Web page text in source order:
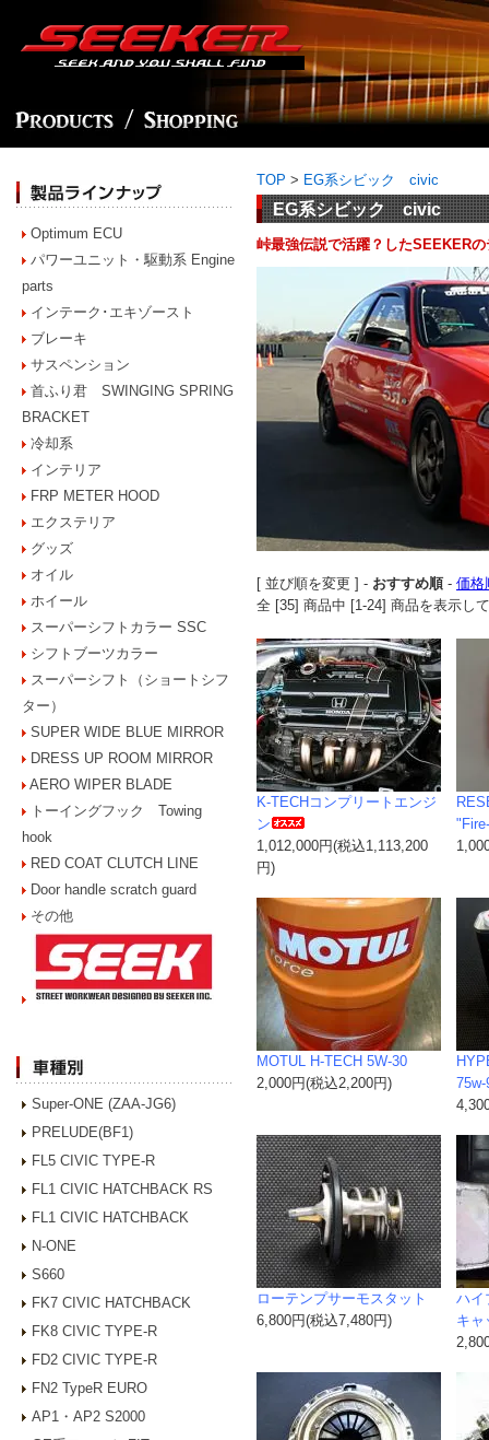
Optimum ECU
パワーユニット・駆動系 Engine
parts
インテーク･エキゾースト
ブレーキ
サスペンション
首ふり君 SWINGING SPRING
BRACKET
冷却系
インテリア
FRP METER HOOD
エクステリア
グッズ
オイル
ホイール
スーパーシフトカラー SSC
シフトブーツカラー
スーパーシフト（ショートシフ
ター）
SUPER WIDE BLUE MIRROR
DRESS UP ROOM MIRROR
AERO WIPER BLADE
トーイングフック Towing
hook
RED COAT CLUTCH LINE
Door handle scratch guard
その他
Super-ONE (ZAA-JG6)
PRELUDE(BF1)
FL5 CIVIC TYPE-R
FL1 CIVIC HATCHBACK RS
FL1 CIVIC HATCHBACK
N-ONE
S660
FK7 CIVIC HATCHBACK
FK8 CIVIC TYPE-R
FD2 CIVIC TYPE-R
FN2 TypeR EURO
AP1・AP2 S2000
TOP > EG系シビック civic
EG系シビック civic
峠最強伝説で活躍？したSEEKER
[ 並び順を変更 ] - おすすめ順- 価格
全 [35] 商品中 [1-24] 商品を表示
K-TECHコンプリートエンジ
ン
1,012,000円(税込1,113,200
円)
MOTUL H-TECH 5W-30
2,000円(税込2,200円)
75w-
ローテンプサーモスタット
6,800円(税込7,480円)
ハイ
キャ